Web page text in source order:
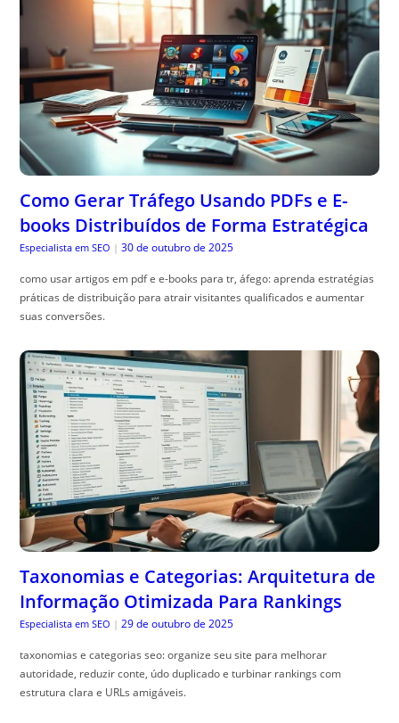
Como Gerar Tráfego Usando PDFs e E-
books Distribuídos de Forma Estratégica
Especialista em SEO | 30 de outubro de 2025
como usar artigos em pdf e e-books para tr, áfego: aprenda estratégias
práticas de distribuição para atrair visitantes qualificados e aumentar
suas conversões.
Taxonomias e Categorias: Arquitetura de
Informação Otimizada Para Rankings
Especialista em SEO | 29 de outubro de 2025
taxonomias e categorias seo: organize seu site para melhorar
autoridade, reduzir conte, údo duplicado e turbinar rankings com
estrutura clara e URLs amigáveis.